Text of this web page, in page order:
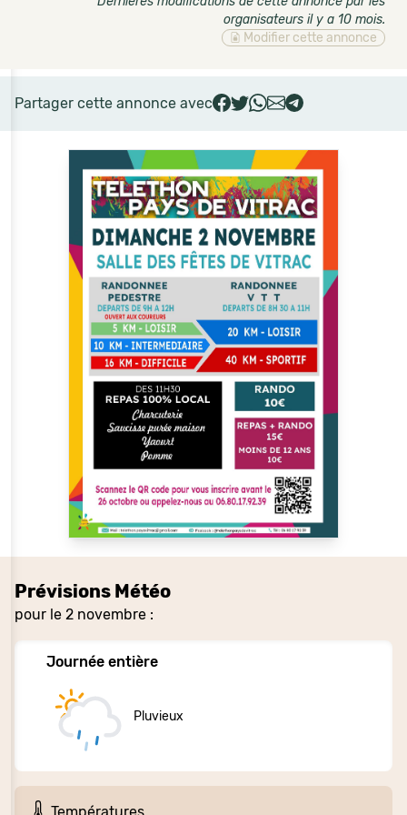
Prévisions Météo
pour le 2 novembre :
Journée entière
Pluvieux
organisateurs il y a 10 mois.
Modifier cette annonce
Partager cette annonce avec